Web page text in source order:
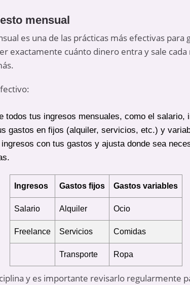
mensual
es una de las prácticas más efectivas para
exactamente cuánto dinero entra y sale
todos tus ingresos mensuales, como el salario,
gastos en fijos (alquiler, servicios, etc.) y
con tus gastos y ajusta donde sea
Ingresos Gastos fijos Gastos variables
Salario Alquiler Ocio
Freelance Servicios Comidas
Transporte Ropa
y es importante revisarlo regularmente